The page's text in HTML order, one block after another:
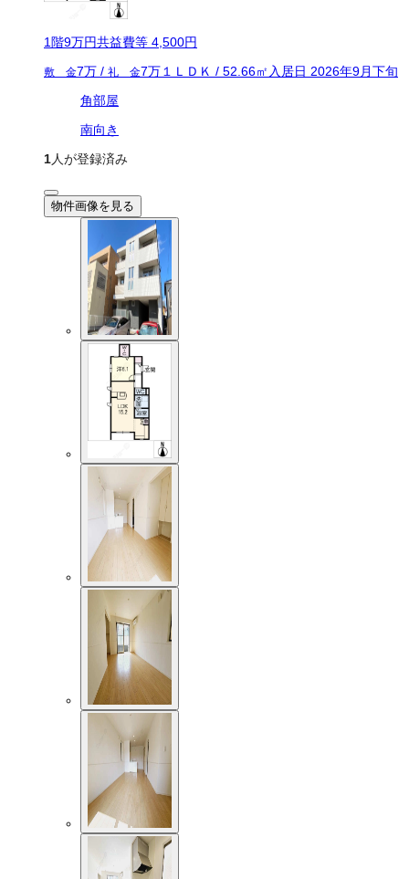
1階9万円共益費等 4,500円
敷 金7万 / 礼 金7万１ＬＤＫ / 52.66㎡ 入居日 2026年9月下旬
角部屋
南向き
1人が登録済み
物件画像を見る